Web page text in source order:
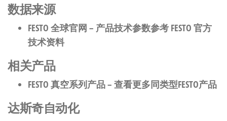
数据来源
FESTO 全球官网 – 产品技术参数参考 FESTO 官方
技术资料
相关产品
FESTO 真空系列产品– 查看更多同类型FESTO产品
达斯奇自动化